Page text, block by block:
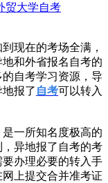
贸大学自考
现在的考场全满，
和外省报名自考的
自考学习资源，导
报了 自考可以转入
一所知名度极高的
异地报了自考的考
办理必要的转入手
上提交合并准考证